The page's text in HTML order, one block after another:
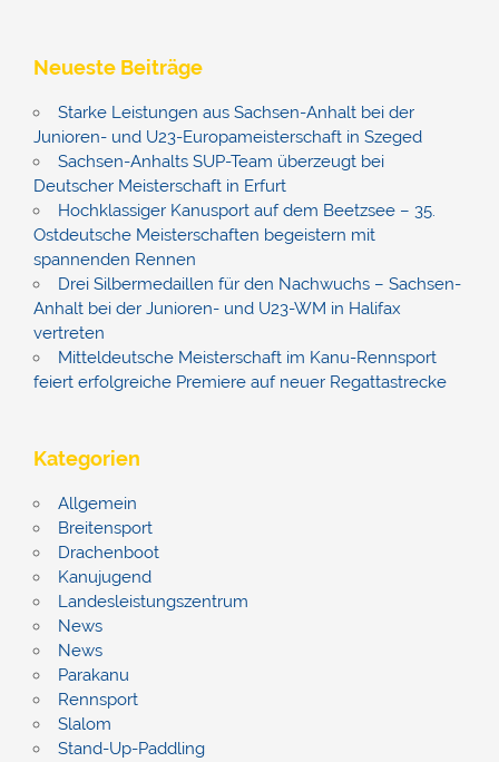
Neueste Beiträge
Starke Leistungen aus Sachsen-Anhalt bei der
Junioren- und U23-Europameisterschaft in Szeged
Sachsen-Anhalts SUP-Team überzeugt bei
Deutscher Meisterschaft in Erfurt
Hochklassiger Kanusport auf dem Beetzsee – 35.
Ostdeutsche Meisterschaften begeistern mit
spannenden Rennen
Drei Silbermedaillen für den Nachwuchs – Sachsen-
Anhalt bei der Junioren- und U23-WM in Halifax
vertreten
Mitteldeutsche Meisterschaft im Kanu-Rennsport
feiert erfolgreiche Premiere auf neuer Regattastrecke
Kategorien
Allgemein
Breitensport
Drachenboot
Kanujugend
Landesleistungszentrum
News
News
Parakanu
Rennsport
Slalom
Stand-Up-Paddling